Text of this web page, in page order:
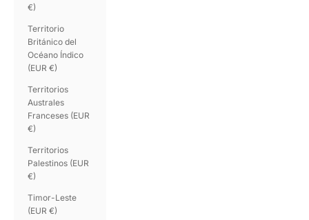
€)
Territorio
Británico del
Océano Índico
(EUR €)
Territorios
Australes
Franceses (EUR
€)
Territorios
Palestinos (EUR
€)
Timor-Leste
(EUR €)